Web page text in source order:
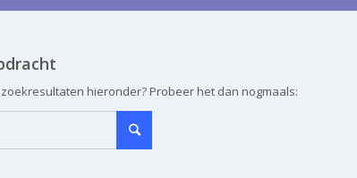
hieronder? Probeer het dan nogmaals: